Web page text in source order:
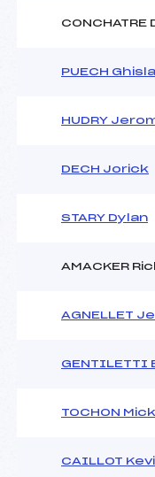
CONCHATRE
PUECH
HUDRY
DECH Jorick
STARY Dylan
AMACKER
AGNELLET
GENTILETTI
TOCHON
CAILLOT